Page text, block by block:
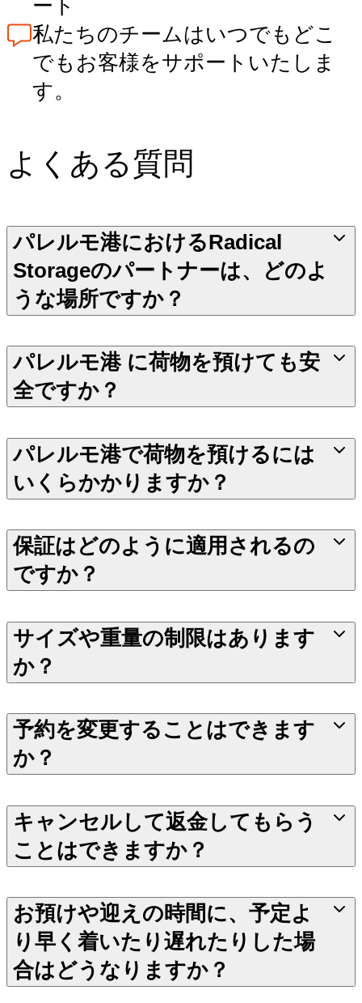
ート
私たちのチームはいつでもどこ
でもお客様をサポートいたしま
す。
よくある質問
パレルモ港におけるRadical
Storageのパートナーは、どのよ
うな場所ですか？
パレルモ港 に荷物を預けても安
全ですか？
パレルモ港で荷物を預けるには
いくらかかりますか？
保証はどのように適用されるの
ですか？
サイズや重量の制限はあります
か？
予約を変更することはできます
か？
キャンセルして返金してもらう
ことはできますか？
お預けや迎えの時間に、予定よ
り早く着いたり遅れたりした場
合はどうなりますか？